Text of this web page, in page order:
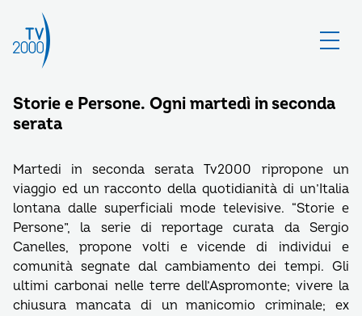
Storie e Persone. Ogni martedì in seconda
serata
Martedi in seconda serata Tv2000 ripropone un
viaggio ed un racconto della quotidianità di un’Italia
lontana dalle superficiali mode televisive. “Storie e
Persone”, la serie di reportage curata da Sergio
Canelles, propone volti e vicende di individui e
comunità segnate dal cambiamento dei tempi. Gli
ultimi carbonai nelle terre dell’Aspromonte; vivere la
chiusura mancata di un manicomio criminale; ex